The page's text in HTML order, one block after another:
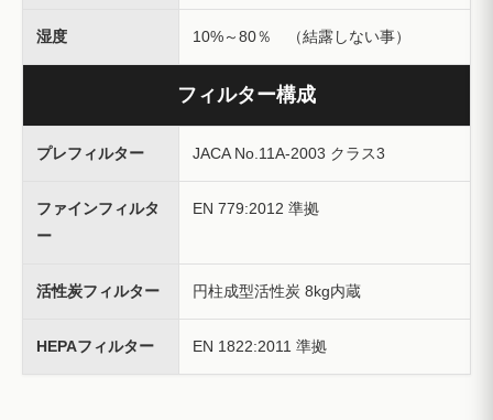
湿度 10%～80％ （結露しない事）
フィルター構成
プレフィルター JACA No.11A-2003 クラス3
ファインフィルタ
ー
EN 779:2012 準拠
活性炭フィルター 円柱成型活性炭 8kg内蔵
HEPAフィルター EN 1822:2011 準拠